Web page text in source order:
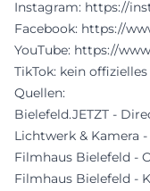
Instagram: https://
Facebook: https://
YouTube: https://
TikTok: kein
Quellen:
Bielefeld.JETZT -
Lichtwerk & Kamera
Filmhaus Bielefeld -
Filmhaus Bielefeld -